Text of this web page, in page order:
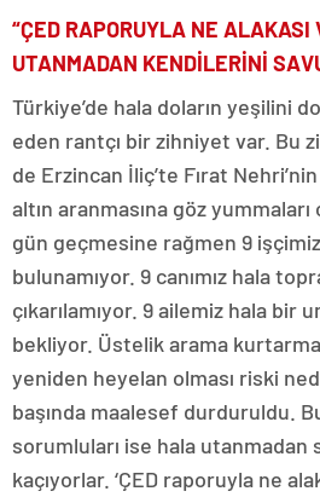
“ÇED RAPORUYLA NE ALAKASI
UTANMADAN KENDİLERİNİ
Türkiye’de hala doların yeşilini
eden rantçı bir zihniyet var. Bu
de Erzincan İliç’te Fırat
altın aranmasına göz
gün geçmesine rağmen 9 işçimiz
bulunamıyor. 9 canımız hala
çıkarılamıyor. 9 ailemiz hala bir
bekliyor. Üstelik arama kurtarma
yeniden heyelan olması riski
başında maalesef durduruldu.
sorumluları ise hala
kaçıyorlar. ‘ÇED raporuyla ne